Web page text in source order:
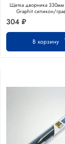
Щетка дворника
Graphit силикон/
304 ₽
В корзину